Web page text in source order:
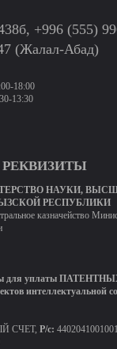
+996 (555)
(Жалал-Абад)
18:00
13:30
НАУКИ,
РЕСПУБЛИКИ
казначейство
для уплаты
интеллектуальной
СЧЕТ,
Р/с: